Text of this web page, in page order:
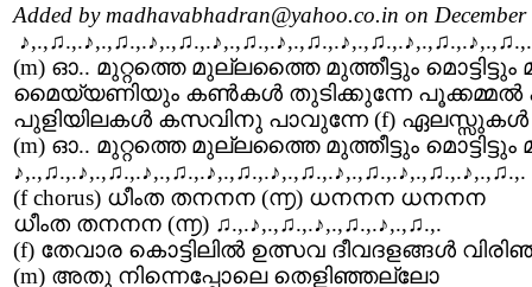
Added by madhavabhadran@yahoo.co.in on
♪,.,♫.,.♪,.,♫.,.♪,.,♫.,.♪,.,♫.,.♪,.,♫.,.♪,.,♫.,.♪,.,♫.,.♪,.,♫.,.
(m) ഓ.. മുറ്റത്തെ മുല്ലത്തൈ മുത്തീട്ടും മൊട്ടിട്ടും
മൈയ്യണിയും കണ്‍കള്‍ തുടിക്കുന്നേ പൂക്കമ്മല്‍
പുളിയിലകള്‍ കസവിനു പാവുന്നേ (f) ഏലസ്സുകള്‍
(m) ഓ.. മുറ്റത്തെ മുല്ലത്തൈ മുത്തീട്ടും മൊട്ടിട്ടും
♪,.,♫.,.♪,.,♫.,.♪,.,♫.,.♪,.,♫.,.♪,.,♫.,.♪,.,♫.,.♪,.,♫.,.♪,.,♫.,.
(f chorus) ധീംത തനനന (൬) ധനനന ധനനന
ധീംത തനനന (൬) ♫.,.♪,.,♫.,.♪,.,♫.,.♪,.,♫.,.
(f) തേവാര കൊട്ടിലില്‍ ഉത്സവ ദീവദളങ്ങള്‍
(m) അതു നിന്നെപ്പോലെ തെളിഞ്ഞല്ലോ